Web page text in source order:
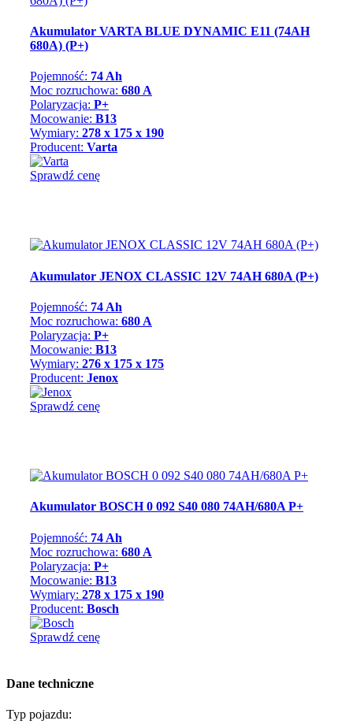
Akumulator VARTA BLUE DYNAMIC E11 (74AH
680A) (P+)
Pojemność: 74 Ah
Moc rozruchowa: 680 A
Polaryzacja: P+
Mocowanie: B13
Wymiary: 278 x 175 x 190
Producent: Varta
Sprawdź cenę
Akumulator JENOX CLASSIC 12V 74AH 680A (P+)
Pojemność: 74 Ah
Moc rozruchowa: 680 A
Polaryzacja: P+
Mocowanie: B13
Wymiary: 276 x 175 x 175
Producent: Jenox
Sprawdź cenę
Akumulator BOSCH 0 092 S40 080 74AH/680A P+
Pojemność: 74 Ah
Moc rozruchowa: 680 A
Polaryzacja: P+
Mocowanie: B13
Wymiary: 278 x 175 x 190
Producent: Bosch
Sprawdź cenę
Dane techniczne
Typ pojazdu: